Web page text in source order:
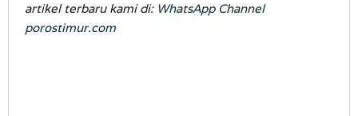
artikel terbaru kami di: WhatsApp Channel
porostimur.com